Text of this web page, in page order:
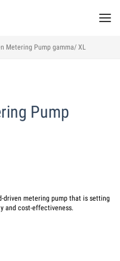
Metering Pump gamma/ XL
Pump
driven metering pump that is setting
and cost-effectiveness.